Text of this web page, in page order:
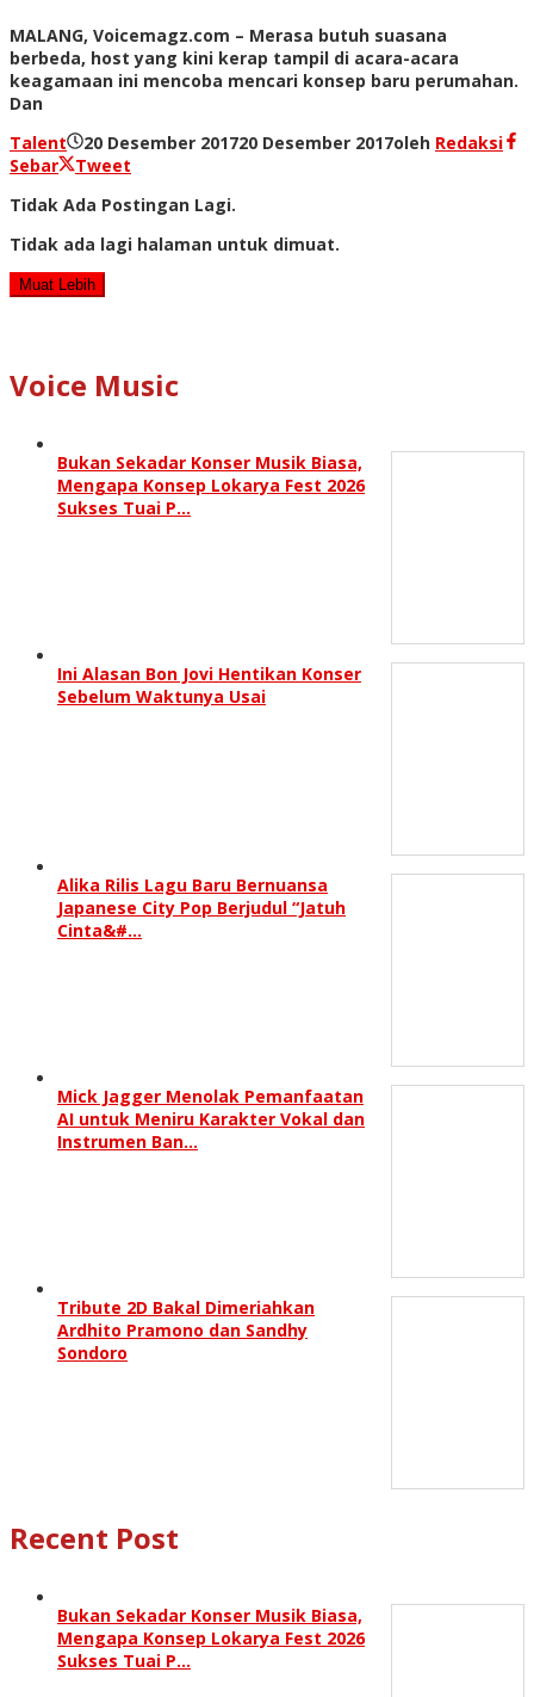
MALANG, Voicemagz.com – Merasa butuh suasana
berbeda, host yang kini kerap tampil di acara-acara
keagamaan ini mencoba mencari konsep baru perumahan.
Dan
Talent
20 Desember 201720 Desember 2017oleh Redaksi
Sebar
Tweet
Tidak Ada Postingan Lagi.
Tidak ada lagi halaman untuk dimuat.
Muat Lebih
Voice Music
Bukan Sekadar Konser Musik Biasa,
Mengapa Konsep Lokarya Fest 2026
Sukses Tuai P…
Ini Alasan Bon Jovi Hentikan Konser
Sebelum Waktunya Usai
Alika Rilis Lagu Baru Bernuansa
Japanese City Pop Berjudul “Jatuh
Cinta&#…
Mick Jagger Menolak Pemanfaatan
AI untuk Meniru Karakter Vokal dan
Instrumen Ban…
Tribute 2D Bakal Dimeriahkan
Ardhito Pramono dan Sandhy
Sondoro
Recent Post
Bukan Sekadar Konser Musik Biasa,
Mengapa Konsep Lokarya Fest 2026
Sukses Tuai P…